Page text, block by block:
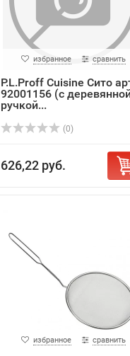
избранное сравнить
P.L.Proff Cuisine Сито
92001156 (с
ручкой...
(0)
626,22 руб.
избранное сравнить